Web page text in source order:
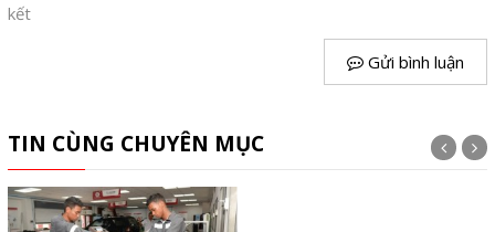
kết
Gửi bình luận
TIN CÙNG CHUYÊN MỤC